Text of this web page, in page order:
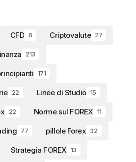
CFD 6 Criptovalute 27
213
171
22 Linee di Studio 15
22 Norme sul FOREX 11
77 pillole Forex 32
Strategia FOREX 13